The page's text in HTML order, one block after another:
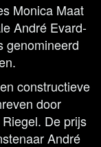
Monica Maat
André Evard-
genomineerd
constructieve
door
De prijs
André